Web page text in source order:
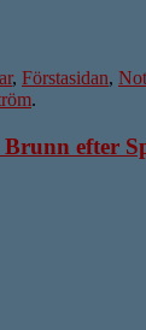
, Förstasidan,
.
efter